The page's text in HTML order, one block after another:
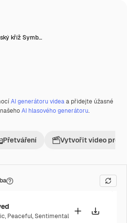
kříž Symb…
AI generátoru videaa přidejte úžasné
AI hlasového generátoru.
Přetváření Vytvořit video
, Peaceful,Sentimental